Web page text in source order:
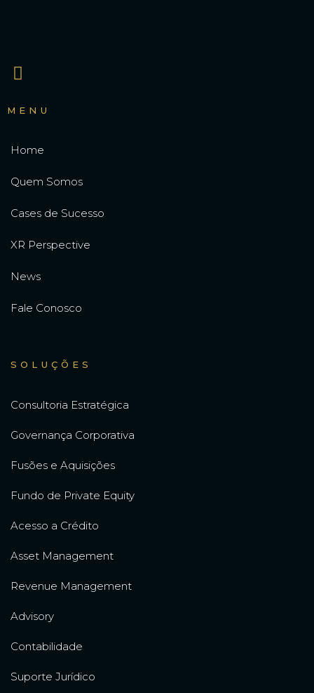
MENU
Home
Quem Somos
Cases de Sucesso
XR Perspective
News
Fale Conosco
SOLUÇÕES
Consultoria Estratégica
Governança Corporativa
Fusões e Aquisições
Fundo de Private Equity
Acesso a Crédito
Asset Management
Revenue Management
Advisory
Contabilidade
Suporte Jurídico